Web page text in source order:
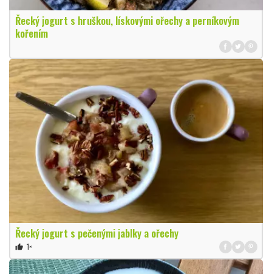
Řecký jogurt s hruškou, lískovými ořechy a perníkovým
kořením
Řecký jogurt s pečenými jablky a ořechy
thumb_up 1×